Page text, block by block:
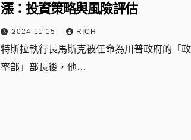
漲：投資策略與風險評估
2024-11-15 RICH
特斯拉執行長馬斯克被任命為川普政府的「
率部」部長後，他…